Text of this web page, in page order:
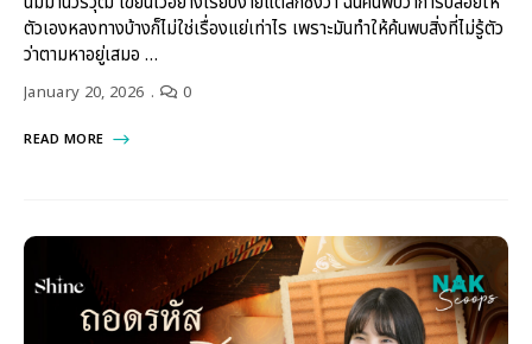
ตัวเองหลงทางบ้างก็ไม่ใช่เรื่องแย่เท่าไร เพราะมันทำให้ค้นพบสิ่งที่ไม่รู้ตัว
ว่าตามหาอยู่เสมอ …
January 20, 2026 0
READ MORE